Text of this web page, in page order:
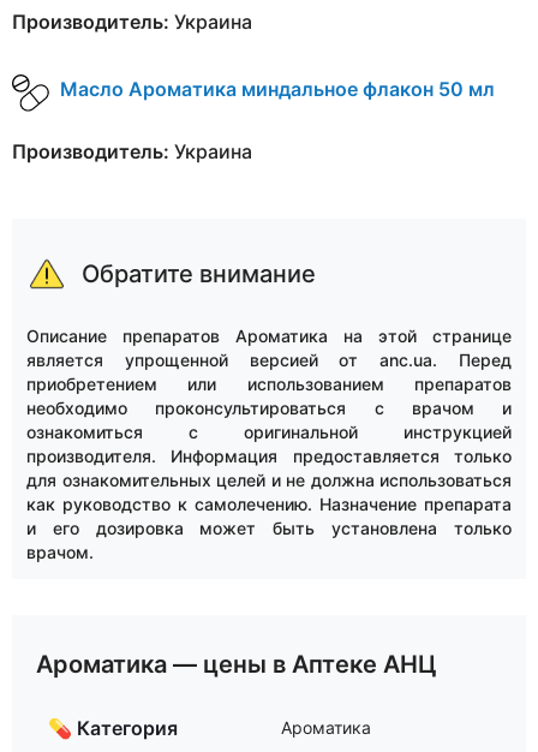
Производитель: Украина
Масло Ароматика миндальное флакон 50 мл
Производитель: Украина
Обратите внимание
Описание препаратов Ароматика на этой странице
является упрощенной версией от anc.ua. Перед
приобретением или использованием препаратов
необходимо проконсультироваться с врачом и
ознакомиться с оригинальной инструкцией
производителя. Информация предоставляется только
для ознакомительных целей и не должна использоваться
как руководство к самолечению. Назначение препарата
и его дозировка может быть установлена только
врачом.
Ароматика — цены в Аптеке АНЦ
💊 Категория Ароматика